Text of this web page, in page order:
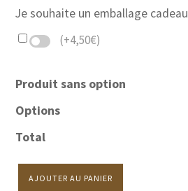
Je souhaite un emballage cadeau
(+4,50€)
Produit sans option
Options
Total
AJOUTER AU PANIER